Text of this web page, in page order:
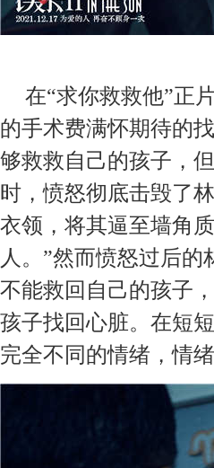
在“求你救救他”正
的手术费满怀期待的
够救救自己的孩子，
时，愤怒彻底击毁了
衣领，将其逼至墙角
人。”然而愤怒过后
不能救回自己的孩子
孩子找回心脏。在短
完全不同的情绪，情